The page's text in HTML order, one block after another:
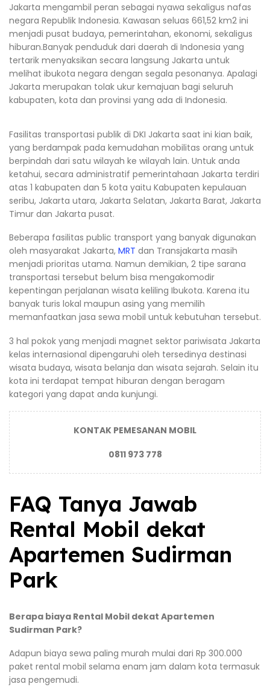
Jakarta mengambil peran sebagai nyawa sekaligus nafas
negara Republik Indonesia. Kawasan seluas 661,52 km2 ini
menjadi pusat budaya, pemerintahan, ekonomi, sekaligus
hiburan.Banyak penduduk dari daerah di Indonesia yang
tertarik menyaksikan secara langsung Jakarta untuk
melihat ibukota negara dengan segala pesonanya. Apalagi
Jakarta merupakan tolak ukur kemajuan bagi seluruh
kabupaten, kota dan provinsi yang ada di Indonesia.
Fasilitas transportasi publik di DKI Jakarta saat ini kian baik,
yang berdampak pada kemudahan mobilitas orang untuk
berpindah dari satu wilayah ke wilayah lain. Untuk anda
ketahui, secara administratif pemerintahaan Jakarta terdiri
atas 1 kabupaten dan 5 kota yaitu Kabupaten kepulauan
seribu, Jakarta utara, Jakarta Selatan, Jakarta Barat, Jakarta
Timur dan Jakarta pusat.
Beberapa fasilitas public transport yang banyak digunakan
oleh masyarakat Jakarta, MRT dan Transjakarta masih
menjadi prioritas utama. Namun demikian, 2 tipe sarana
transportasi tersebut belum bisa mengakomodir
kepentingan perjalanan wisata keliling Ibukota. Karena itu
banyak turis lokal maupun asing yang memilih
memanfaatkan jasa sewa mobil untuk kebutuhan tersebut.
3 hal pokok yang menjadi magnet sektor pariwisata Jakarta
kelas internasional dipengaruhi oleh tersedinya destinasi
wisata budaya, wisata belanja dan wisata sejarah. Selain itu
kota ini terdapat tempat hiburan dengan beragam
kategori yang dapat anda kunjungi.
KONTAK PEMESANAN MOBIL
0811 973 778
FAQ Tanya Jawab
Rental Mobil dekat
Apartemen Sudirman
Park
Berapa biaya Rental Mobil dekat Apartemen
Sudirman Park?
Adapun biaya sewa paling murah mulai dari Rp 300.000
paket rental mobil selama enam jam dalam kota termasuk
jasa pengemudi.